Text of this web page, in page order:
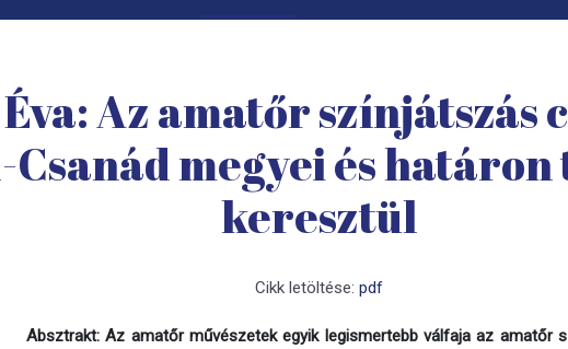
Az amatőr színjátszás
Csanád megyei és
keresztül
Cikk letöltése: pdf
Absztrakt: Az amatőr művészetek egyik legismertebb válfaja az amatőr